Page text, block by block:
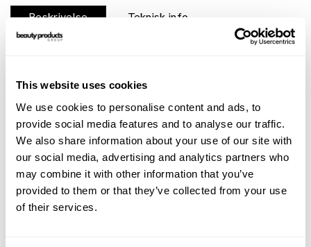
This website uses cookies
We use cookies to personalise content and ads, to
provide social media features and to analyse our traffic.
We also share information about your use of our site with
our social media, advertising and analytics partners who
may combine it with other information that you’ve
provided to them or that they’ve collected from your use
of their services.
Beskrivelse Teknisk info
Varmeflaske på tube!
personer som lider av en kronisk følelse av kalde føtter.
Kan med fordel brukes i vintermånedene for økt komfort i
kalde værforhold.
- Beskytter mot kulde
- Motvirker Raynauda Syndrom (likfingre)
- Er ikke fet, setter ikke flekker og trekker hurtig inn